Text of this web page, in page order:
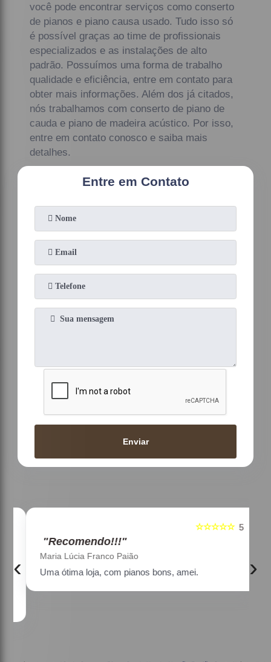
você pode encontrar serviços como conserto
de pianos e piano causa usado. Tudo isso só
é possível graças ao time de profissionais
especializados e as instalações de alto
padrão. Possuímos uma forma de trabalho
qualidade e eficiência, entre em contato para
obter mais informações. Além dos já citados,
nós trabalhamos com conserto de piano de
cauda e piano de madeira acústico. Por isso,
entre em contato conosco e saiba mais
detalhes.
Entre em Contato
Enviar
5
☆☆☆☆☆
"Recomendo!!!"
Maria Lúcia Franco Paião
Uma ótima loja, com pianos bons, amei.
‹ ›